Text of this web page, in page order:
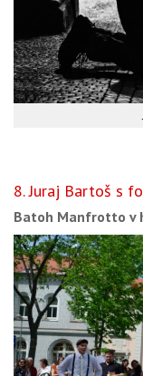
8. Juraj Bartoš s
Batoh Manfrotto v